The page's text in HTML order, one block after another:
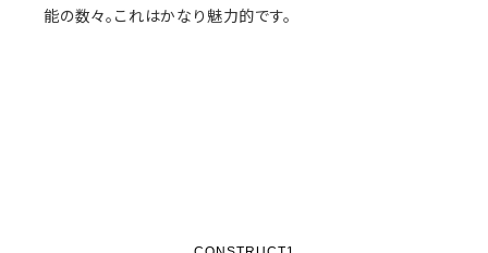
能の数々。これはかなり魅力的です。